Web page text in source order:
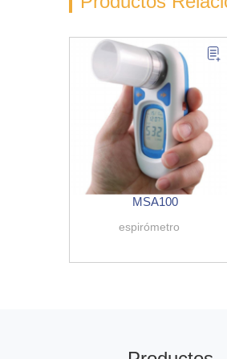
MSA100
espirómetro